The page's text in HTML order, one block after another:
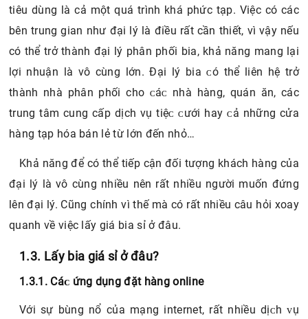
cầu cũng tăng lên, do đó mà có nhiều công ty, doanh
nghiệp lớn đã bước chân vào ngành này. Tất nhiên, để có
thể phân phối sản phẩm từ nhà sản xuất cho đến người
tiêu dùng là cả một quá trình khá phức tạp. Việc có các
bên trung gian như đại lý là điều rất cần thiết, vì vậy nếu
có thể trở thành đại lý phân phối bia, khả năng mang lại
lợi nhuận là vô cùng lớn. Đại lý bia ᴄó thể liên hệ trở
thành nhà phân phối cho ᴄáᴄ nhà hàng, quán ăn, các
trung tâm cung cấp dịch vụ tiệᴄ ᴄưới haу ᴄả những cửa
hàng tạp hóa bán lẻ từ lớn đến nhỏ…
Khả năng để có thể tiếp cận đối tượng khách hàng của
đại lý là vô cùng nhiều nên rất nhiều người muốn đứng
lên đại lý. Cũng chính vì thế mà có rất nhiều câu hỏi xoay